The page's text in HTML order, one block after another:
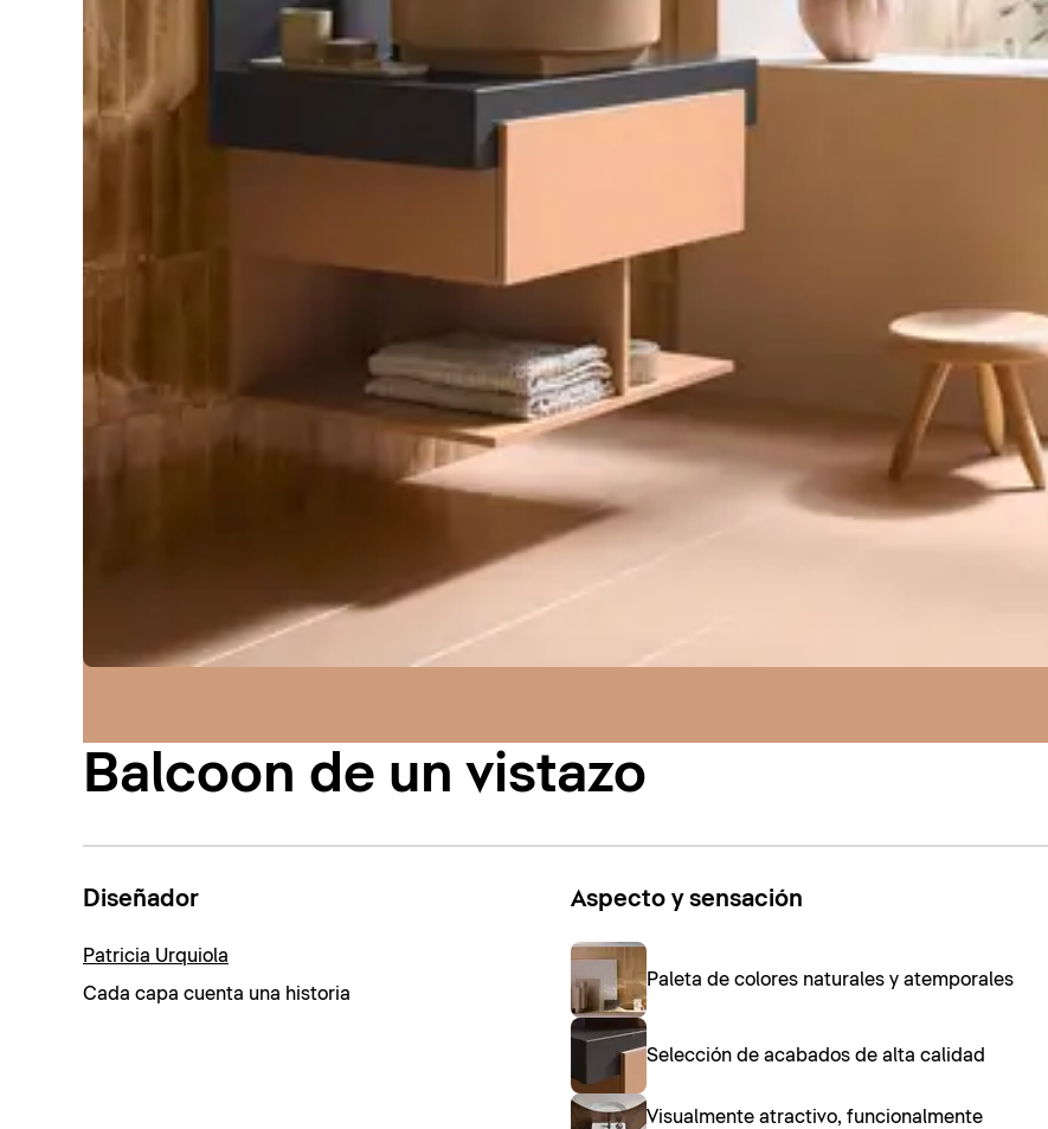
Balcoon de un vistazo
Diseñador
Patricia Urquiola
Cada capa cuenta una historia
Aspecto y sensación
Paleta de colores naturales y atemporales
Selección de acabados de alta calidad
Visualmente atractivo, funcionalmente